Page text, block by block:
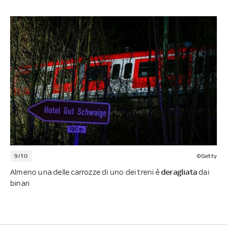
9/10 ©Getty
Almeno una delle carrozze di uno dei treni èderagliatadai
binari